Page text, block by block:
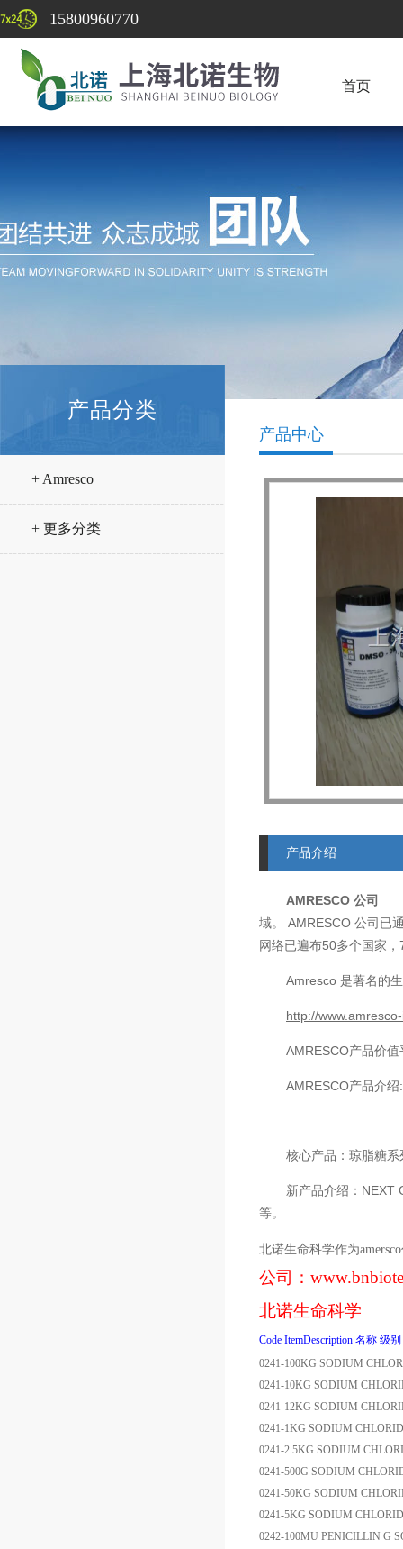
15800960770
首页
产品分类
+ Amresco
+ 更多分类
产品中心
产品介绍
AMRESCO 公司
域。 AMRESCO 公司已
网络已遍布50多个国家，
Amresco 是著名的
http://
AMRESCO产品价
AMRESCO产品介绍
核心产品：琼脂糖
新产品介绍： NEXT
等。
北诺生命科学作为amersco
公司：
北诺生命科学
Code ItemDescription 名称 级别
0241-100KG SODIUM
0241-10KG SODIUM
0241-12KG SODIUM
0241-1KG SODIUM
0241-2.5KG SODIUM
0241-500G SODIUM
0241-50KG SODIUM
0241-5KG SODIUM
0242-100MU PENICILLIN G